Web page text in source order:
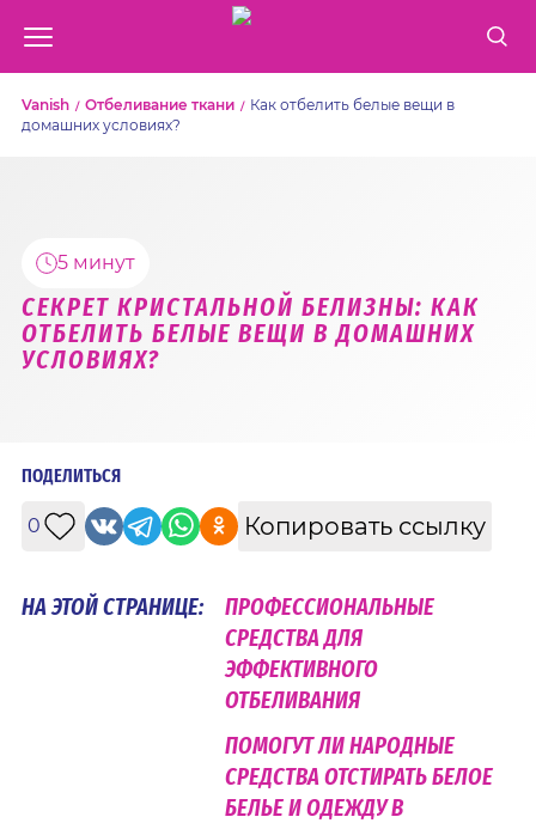
Vanish Отбеливание ткани
Как отбелить белые вещи в
домашних условиях?
5 минут
СЕКРЕТ КРИСТАЛЬНОЙ БЕЛИЗНЫ: КАК
ОТБЕЛИТЬ БЕЛЫЕ ВЕЩИ В ДОМАШНИХ
УСЛОВИЯХ?
ПОДЕЛИТЬСЯ
0 Копировать ссылку
НА ЭТОЙ СТРАНИЦЕ:
ПРОФЕССИОНАЛЬНЫЕ
СРЕДСТВА ДЛЯ
ЭФФЕКТИВНОГО
ОТБЕЛИВАНИЯ
ПОМОГУТ ЛИ НАРОДНЫЕ
СРЕДСТВА ОТСТИРАТЬ БЕЛОЕ
БЕЛЬЕ И ОДЕЖДУ В